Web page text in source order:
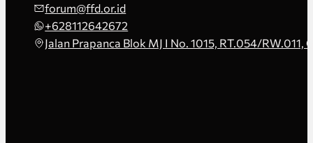
forum@ffd.or.id
+628112642672
Jalan Prapanca Blok MJ I No. 1015, RT.054/